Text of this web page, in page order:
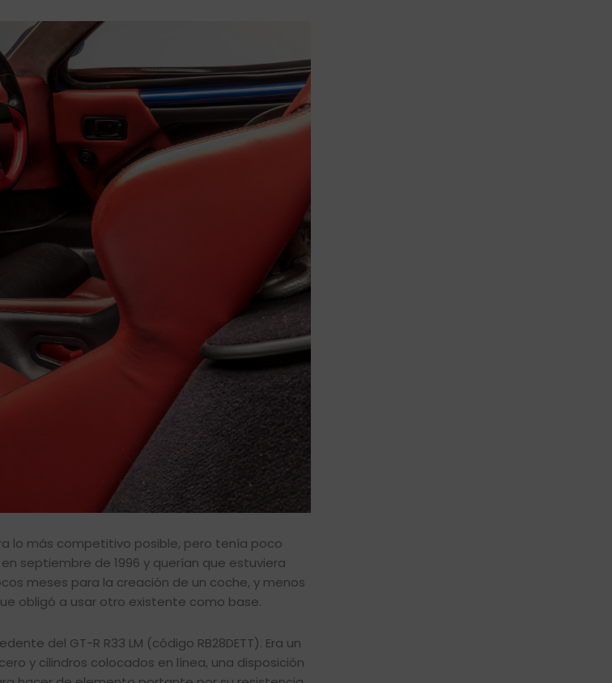
lo más competitivo posible, pero tenía poco
septiembre de 1996 y querían que estuviera
meses para la creación de un coche, y menos
obligó a usar otro existente como base.
del GT-R R33 LM (código RB28DETT). Era un
y cilindros colocados en línea, una disposición